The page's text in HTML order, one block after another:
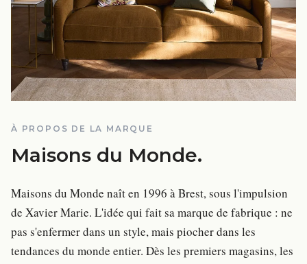
À PROPOS DE LA MARQUE
Maisons du Monde.
Maisons du Monde naît en 1996 à Brest, sous l'impulsion
de Xavier Marie. L'idée qui fait sa marque de fabrique : ne
pas s'enfermer dans un style, mais piocher dans les
tendances du monde entier. Dès les premiers magasins, les